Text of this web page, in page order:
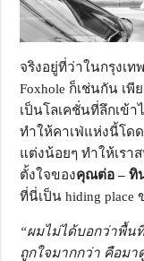
จริงอยู่ที่ว่าในกรุงเ
Foxhole ก็เช่นกัน เ
เป็นโลเคชั่นที่ลึกเข้
ทำให้คาเฟ่แห่งนี้โด
แต่งน้อยๆ ทำให้เรา
ตั้งใจของคุณต่อ –
ที่นี่เป็น hiding place
“ผมไม่ได้บอกว่าพื้น
ถูกใจมากกว่า คือมา